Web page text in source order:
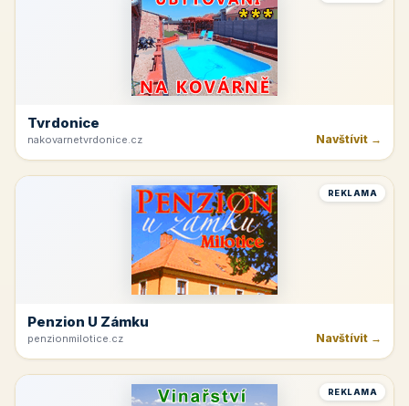
Tvrdonice
nakovarnetvrdonice.cz Navštívit →
REKLAMA
Penzion U Zámku
penzionmilotice.cz Navštívit →
REKLAMA